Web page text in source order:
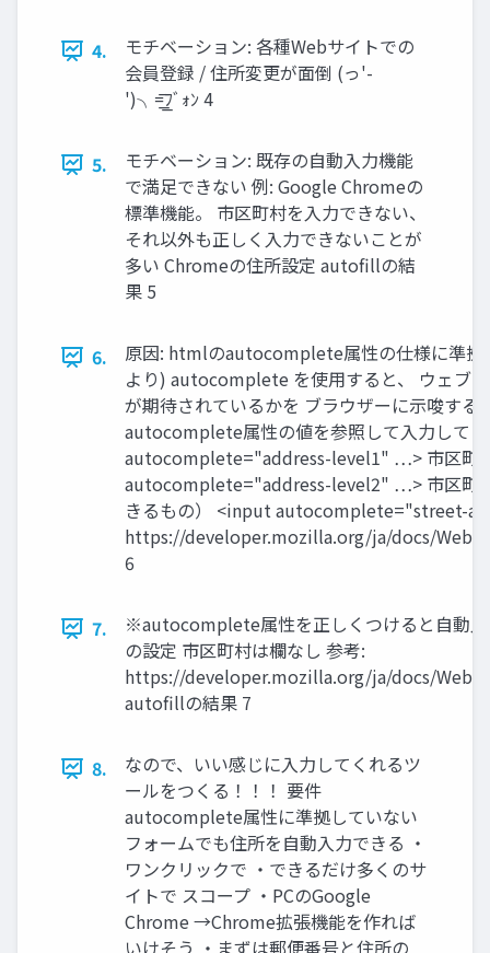
4.
モチベーション: 各種Webサイトでの
会員登録 / 住所変更が面倒 (っ'-
')╮=͟͟͞ﾌﾞｫﾝ 4
5.
モチベーション: 既存の自動入力機能
で満足できない 例: Google Chromeの
標準機能。 市区町村を入力できない、
それ以外も正しく入力できないことが
多い Chromeの住所設定 autofillの結
果 5
6.
原因: htmlのautocomplete属性の仕様に準拠
より) autocomplete を使用すると、 ウェブ
が期待されているかを ブラウザーに示唆す
autocomplete属性の値を参照して入力して
autocomplete="address-level1" …> 市区町
autocomplete="address-level2" …> 市区町
きるもの） <input autocomplete="street-
https://developer.mozilla.org/ja/docs/
6
7.
※autocomplete属性を正しくつけると自動
の設定 市区町村は欄なし 参考:
https://developer.mozilla.org/ja/docs/
autofillの結果 7
8.
なので、いい感じに入力してくれるツ
ールをつくる！！！ 要件
autocomplete属性に準拠していない
フォームでも住所を自動入力できる ・
ワンクリックで ・できるだけ多くのサ
イトで スコープ ・PCのGoogle
Chrome →Chrome拡張機能を作れば